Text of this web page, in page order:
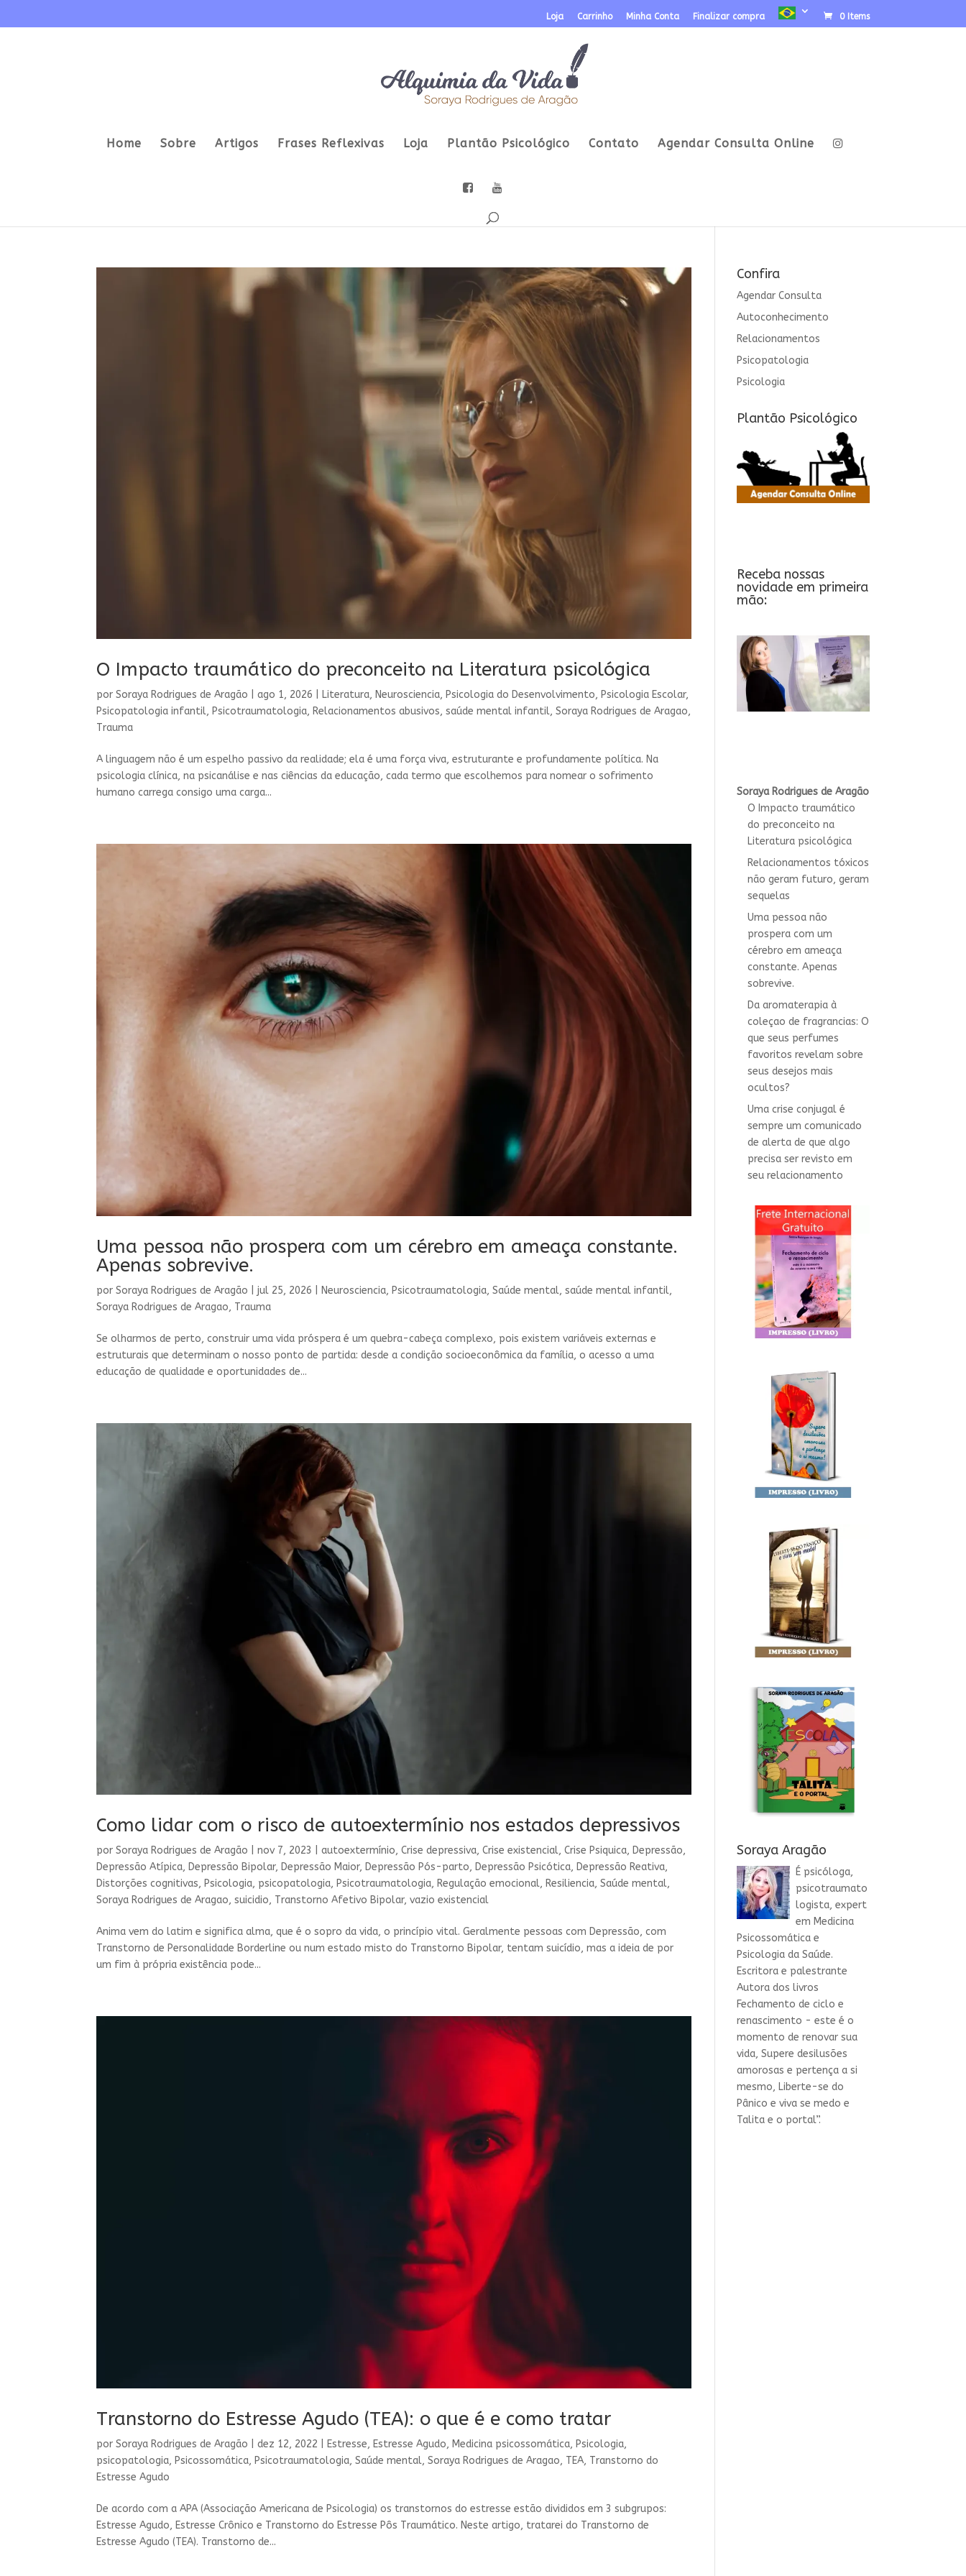
Loja Carrinho Minha Conta Finalizar compra 0 Items
Home Sobre Artigos Frases Reflexivas Loja Plantão Psicológico Contato Agendar Consulta Online
O Impacto traumático do preconceito na Literatura psicológica
porSoraya Rodrigues de Aragão |ago 1, 2026 |Literatura,Neurosciencia,Psicologia do Desenvolvimento,Psicologia Escolar,
Psicopatologia infantil,Psicotraumatologia,Relacionamentos abusivos,saúde mental infantil,Soraya Rodrigues de Aragao,
Trauma
A linguagem não é um espelho passivo da realidade; ela é uma força viva, estruturante e profundamente política. Na
psicologia clínica, na psicanálise e nas ciências da educação, cada termo que escolhemos para nomear o sofrimento
humano carrega consigo uma carga...
Uma pessoa não prospera com um cérebro em ameaça constante.
Apenas sobrevive.
porSoraya Rodrigues de Aragão |jul 25, 2026 Neurosciencia, Psicotraumatologia,Saúde mental,saúde mental infantil,
Soraya Rodrigues de Aragao, Trauma
Se olharmos de perto, construir uma vida próspera é um quebra-cabeça complexo, pois existem variáveis externas e
estruturais que determinam o nosso ponto de partida: desde a condição socioeconômica da família, o acesso a uma
educação de qualidade e oportunidades de...
Como lidar com o risco de autoextermínio nos estados depressivos
porSoraya Rodrigues de Aragão |nov 7, 2023 |autoextermínio,Crise depressiva,Crise existencial,Crise Psiquica, Depressão,
Depressão Atípica, Depressão Bipolar, Depressão Maior, Depressão Pós-parto, Depressão Psicótica, Depressão Reativa,
Distorções cognitivas, Psicologia, psicopatologia, Psicotraumatologia, Regulação emocional, Resiliencia,Saúde mental,
Soraya Rodrigues de Aragao,suicidio, Transtorno Afetivo Bipolar,vazio existencial
Anima vem do latim e significa alma, que é o sopro da vida, o princípio vital. Geralmente pessoas com Depressão, com
Transtorno de Personalidade Borderline ou num estado misto do Transtorno Bipolar, tentam suicídio, mas a ideia de por
um fim à própria existência pode...
Transtorno do Estresse Agudo (TEA): o que é e como tratar
porSoraya Rodrigues de Aragão |dez 12, 2022 Estresse, Estresse Agudo, Medicina psicossomática, Psicologia,
psicopatologia, Psicossomática, Psicotraumatologia,Saúde mental,Soraya Rodrigues de Aragao, TEA, Transtorno do
Estresse Agudo
De acordo com a APA (Associação Americana de Psicologia) os transtornos do estresse estão divididos em 3 subgrupos:
Estresse Agudo, Estresse Crônico e Transtorno do Estresse Pôs Traumático. Neste artigo, tratarei do Transtorno de
Estresse Agudo (TEA). Transtorno de...
Confira
Agendar Consulta
Autoconhecimento
Relacionamentos
Psicopatologia
Psicologia
Plantão Psicológico
Receba nossas
novidade em primeira
mão:
Soraya Rodrigues de Aragão
O Impacto traumático
do preconceito na
Literatura psicológica
Relacionamentos tóxicos
não geram futuro, geram
sequelas
Uma pessoa não
prospera com um
cérebro em ameaça
constante. Apenas
sobrevive.
Da aromaterapia à
coleçao de fragrancias: O
que seus perfumes
favoritos revelam sobre
seus desejos mais
ocultos?
Uma crise conjugal é
sempre um comunicado
de alerta de que algo
precisa ser revisto em
seu relacionamento
Soraya Aragão
É psicóloga,
psicotraumato
logista, expert
em Medicina
Psicossomática e
Psicologia da Saúde.
Escritora e palestrante
Autora dos livros
Fechamento de ciclo e
renascimento - este é o
momento de renovar sua
vida, Supere desilusões
amorosas e pertença a si
mesmo, Liberte-se do
Pânico e viva se medo e
Talita e o portal”.